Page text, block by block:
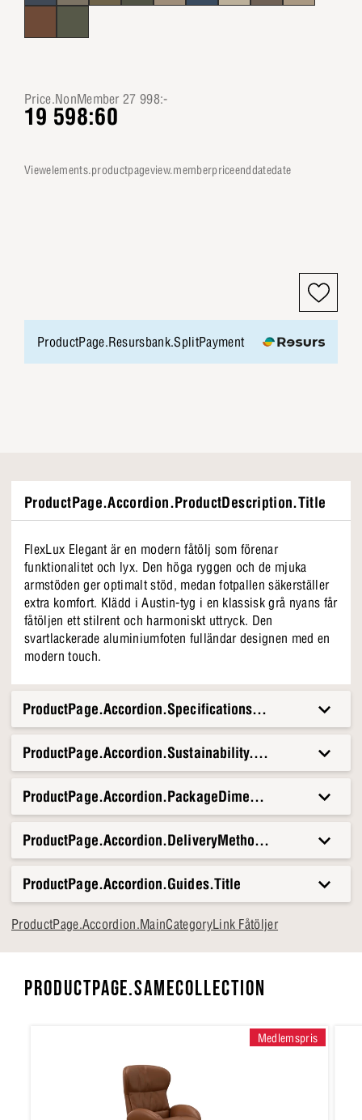
Price.NonMember 27 998:-
19 598:60
viewelements.productpageview.memberpriceenddatedate
ProductPage.Resursbank.SplitPayment
ProductPage.Accordion.ProductDescription.Title
FlexLux Elegant är en modern fåtölj som förenar
funktionalitet och lyx. Den höga ryggen och de mjuka
armstöden ger optimalt stöd, medan fotpallen säkerställer
extra komfort. Klädd i Austin-tyg i en klassisk grå nyans får
fåtöljen ett stilrent och harmoniskt uttryck. Den
svartlackerade aluminiumfoten fulländar designen med en
modern touch.
ProductPage.Accordion.Specifications.Title
ProductPage.Accordion.Sustainability.Title
ProductPage.Accordion.DeliveryMethods.Title
ProductPage.Accordion.Guides.Title
ProductPage.Accordion.MainCategoryLink Fåtöljer
PRODUCTPAGE.SAMECOLLECTION
Medlemspris